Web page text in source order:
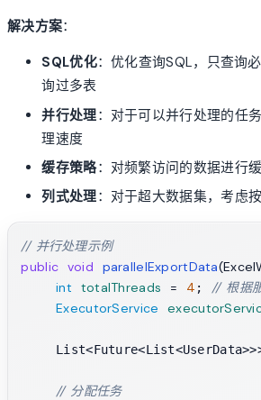
解决方案：
SQL优化：优化查询SQL，只查询
询过多表
并行处理：对于可以并行处理的任
理速度
缓存策略：对频繁访问的数据进行
列式处理：对于超大数据集，考虑
// 并行处理示例
public void parallelExportData
int
totalThreads = 4 ; // 根据
ExecutorService
// 分配任务